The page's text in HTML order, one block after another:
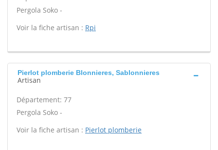
Pergola Soko -
Voir la fiche artisan : Rpi
Pierlot plomberie Blonnieres, Sablonnieres
Artisan
Département: 77
Pergola Soko -
Voir la fiche artisan : Pierlot plomberie